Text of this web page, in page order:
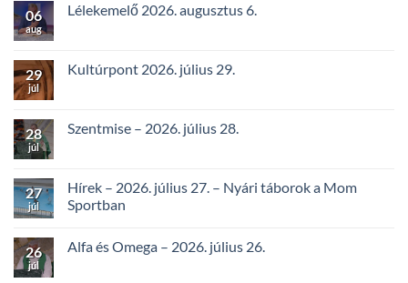
06
aug
Lélekemelő 2026. augusztus 6.
29
júl
Kultúrpont 2026. július 29.
28
júl
Szentmise – 2026. július 28.
27
júl
Hírek – 2026. július 27. – Nyári táborok a Mom
Sportban
26
júl
Alfa és Omega – 2026. július 26.